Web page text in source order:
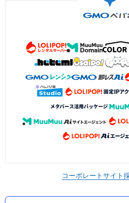
コーポレートサイト